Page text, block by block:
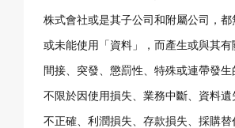
株式會社或是其子公司和附屬公司，
或未能使用「資料」，而產生或與其有
間接、突發、懲罰性、特殊或連帶發
不限於因使用損失、業務中斷、資料
不正確、利潤損失、存款損失、採購